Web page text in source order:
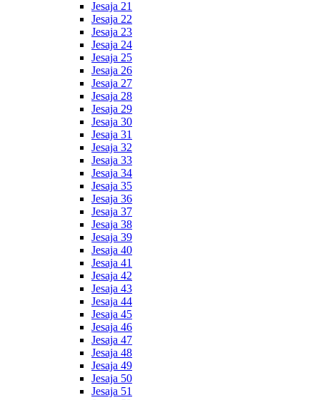
Jesaja 21
Jesaja 22
Jesaja 23
Jesaja 24
Jesaja 25
Jesaja 26
Jesaja 27
Jesaja 28
Jesaja 29
Jesaja 30
Jesaja 31
Jesaja 32
Jesaja 33
Jesaja 34
Jesaja 35
Jesaja 36
Jesaja 37
Jesaja 38
Jesaja 39
Jesaja 40
Jesaja 41
Jesaja 42
Jesaja 43
Jesaja 44
Jesaja 45
Jesaja 46
Jesaja 47
Jesaja 48
Jesaja 49
Jesaja 50
Jesaja 51